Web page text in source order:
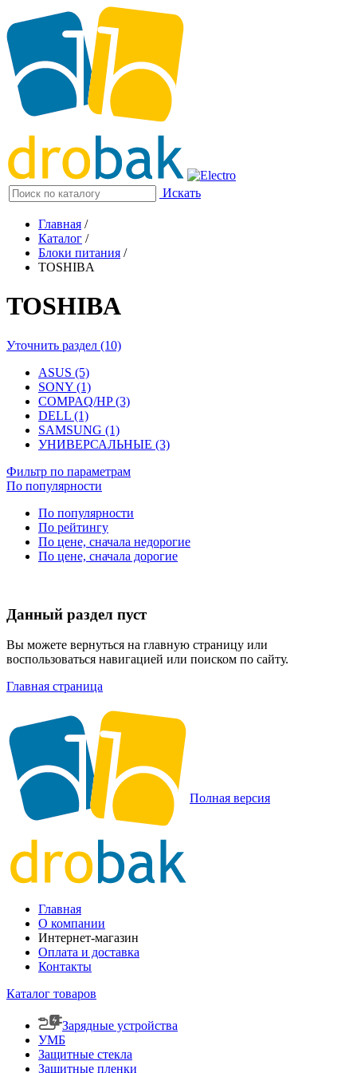
Искать
Главная /
Каталог /
Блоки питания /
TOSHIBA
TOSHIBA
Уточнить раздел (10)
ASUS (5)
SONY (1)
COMPAQ/HP (3)
DELL (1)
SAMSUNG (1)
УНИВЕРСАЛЬНЫЕ (3)
Фильтр по параметрам
По популярности
По популярности
По рейтингу
По цене, сначала недорогие
По цене, сначала дорогие
Данный раздел пуст
Вы можете вернуться на главную страницу или
воспользоваться навигацией или поиском по сайту.
Главная страница
Полная версия
Главная
О компании
Интернет-магазин
Оплата и доставка
Контакты
Каталог товаров
Зарядные устройства
УМБ
Защитные стекла
Защитные пленки